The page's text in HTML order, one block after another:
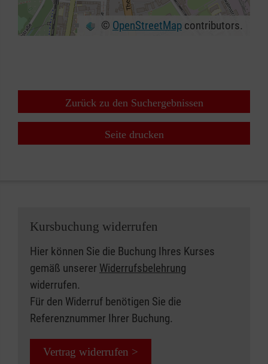
© OpenStreetMap contributors.
Zurück zu den Suchergebnissen
Seite drucken
Kursbuchung widerrufen
Hier können Sie die Buchung Ihres Kurses
gemäß unserer Widerrufsbelehrung
widerrufen.
Für den Widerruf benötigen Sie die
Referenznummer Ihrer Buchung.
Vertrag widerrufen >